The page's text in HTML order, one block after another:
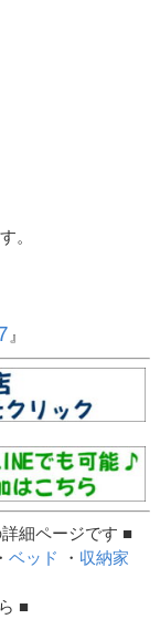
。
』
細ページです ■
ベッド ・ 収納家
■